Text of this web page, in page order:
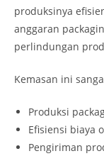
produksinya
anggaran
perlindungan
Kemasan ini
Produksi
Efisiensi biaya
Pengiriman